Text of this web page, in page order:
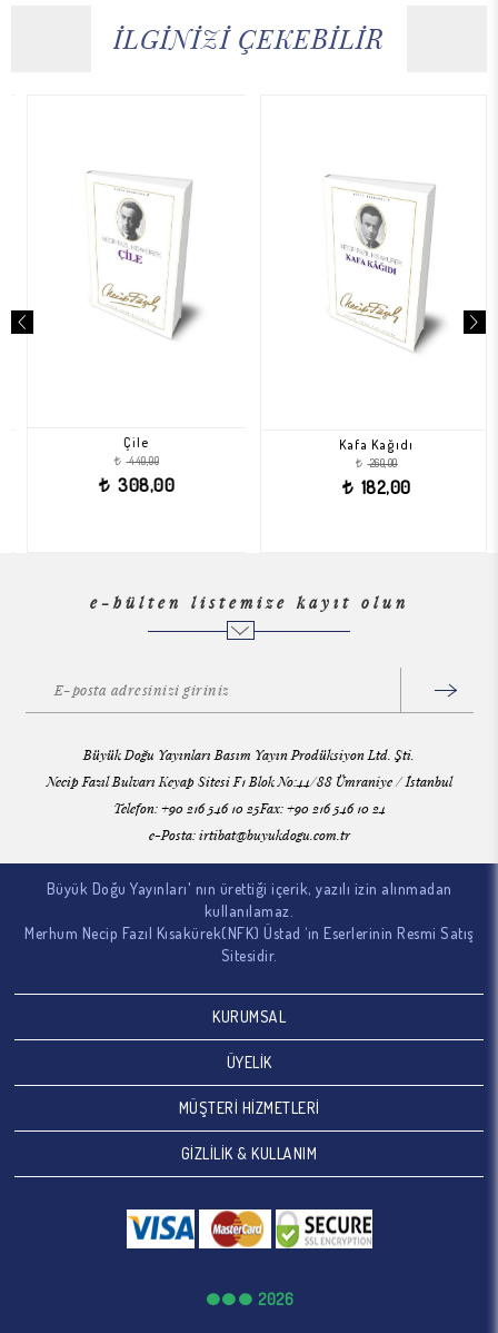
İLGİNİZİ ÇEKEBİLİR
Çile
t
440,00
t 308,00
Kafa Kağıdı
t
260,00
t 182,00
e-bülten listemize kayıt olun
Büyük Doğu Yayınları Basım Yayın Prodüksiyon Ltd. Şti.
Necip Fazıl Bulvarı Keyap Sitesi F1 Blok No:44/88 Ümraniye / İstanbul
Telefon: +90 216 546 10 25Fax: +90 216 546 10 24
e-Posta:irtibat@buyukdogu.com.tr
Büyük Doğu Yayınları' nın ürettiği içerik, yazılı izin alınmadan
kullanılamaz.
Merhum Necip Fazıl Kısakürek(NFK) Üstad ‘ın Eserlerinin Resmi Satış
Sitesidir.
KURUMSAL
ÜYELİK
MÜŞTERİ HİZMETLERİ
GİZLİLİK & KULLANIM
2026